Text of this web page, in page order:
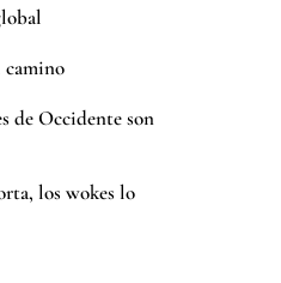
camino
de Occidente son
los wokes lo